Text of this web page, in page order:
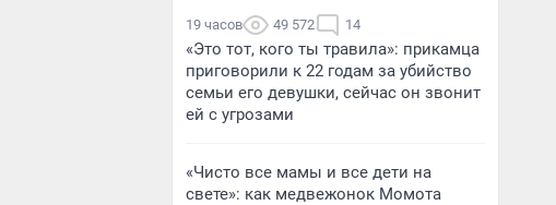
19 часов 49 572 14
«Это тот, кого ты травила»: прикамца
приговорили к 22 годам за убийство
семьи его девушки, сейчас он звонит
ей с угрозами
«Чисто все мамы и все дети на
свете»: как медвежонок Момота